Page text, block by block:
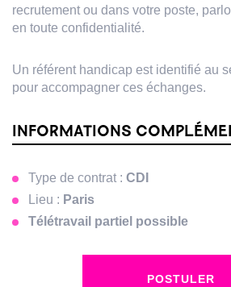
recrutement ou dans votre poste,
en toute confidentialité.
Un référent handicap est identifié au
pour accompagner ces échanges.
INFORMATIONS
Type de contrat : CDI
Lieu : Paris
Télétravail partiel possible
POSTULER